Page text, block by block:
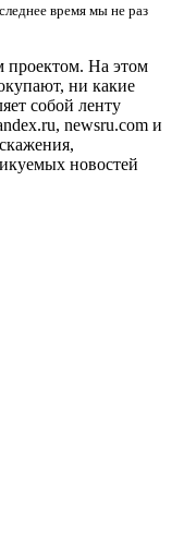
время мы не раз
проектом. На этом
ни какие
собой ленту
newsru.com и
новостей